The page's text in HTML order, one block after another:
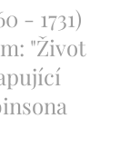
- 1731)
"Život